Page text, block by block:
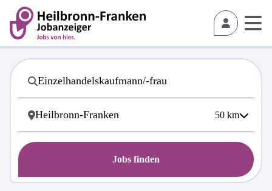
50 km
Jobs finden